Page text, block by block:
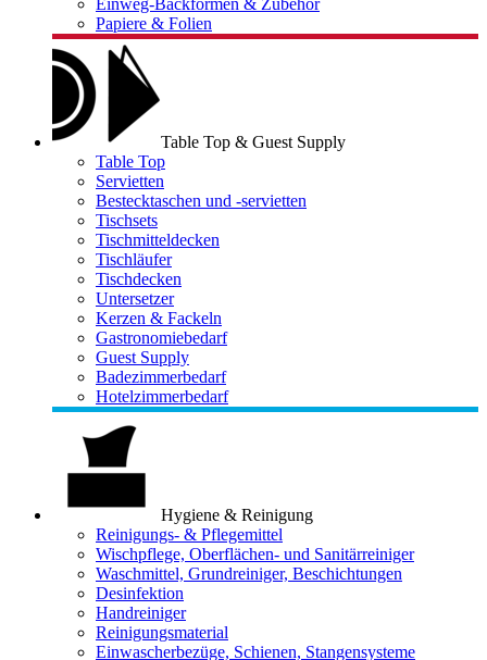
Einweg-Backformen & Zubehör
Papiere & Folien
Table Top & Guest Supply
Table Top
Servietten
Bestecktaschen und -servietten
Tischsets
Tischmitteldecken
Tischläufer
Tischdecken
Untersetzer
Kerzen & Fackeln
Gastronomiebedarf
Guest Supply
Badezimmerbedarf
Hotelzimmerbedarf
Hygiene & Reinigung
Reinigungs- & Pflegemittel
Wischpflege, Oberflächen- und Sanitärreiniger
Waschmittel, Grundreiniger, Beschichtungen
Desinfektion
Handreiniger
Reinigungsmaterial
Einwascherbezüge, Schienen, Stangensysteme